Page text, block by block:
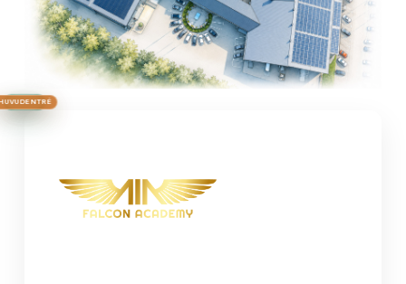
HUS 1
HUS 2
HUS 3
BRON